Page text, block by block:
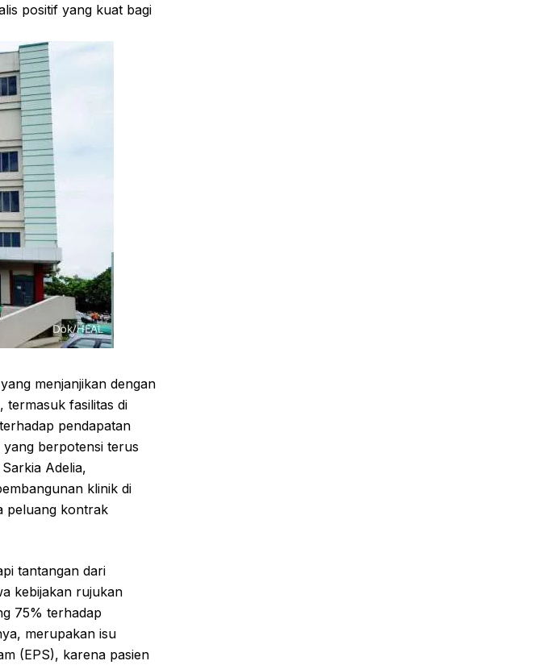
positif yang kuat bagi
menjanjikan dengan
, termasuk fasilitas di
terhadap pendapatan
berpotensi terus
Adelia,
klinik di
peluang kontrak
tantangan dari
kebijakan rujukan
75% terhadap
merupakan isu
(EPS), karena pasien